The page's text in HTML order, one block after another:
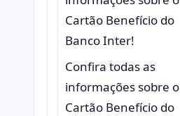
Confira todas as
informações sobre o
Cartão Benefício do